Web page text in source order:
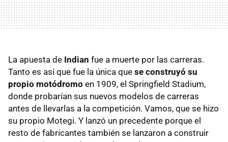
La apuesta de Indian fue a muerte por las carreras.
Tanto es así que fue la única que se construyó su
propio motódromo en 1909, el Springfield Stadium,
donde probarían sus nuevos modelos de carreras
antes de llevarlas a la competición. Vamos, que se hizo
su propio Motegi. Y lanzó un precedente porque el
resto de fabricantes también se lanzaron a construir